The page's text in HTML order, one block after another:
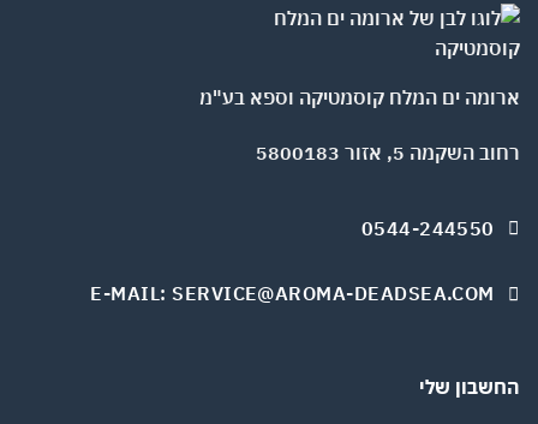
ים המלח קוסמטיקה וספא בע"מ
5, אזור 5800183
0544-244550
E-MAIL: SERVICE@AROMA-DEADSEA.COM
שלי